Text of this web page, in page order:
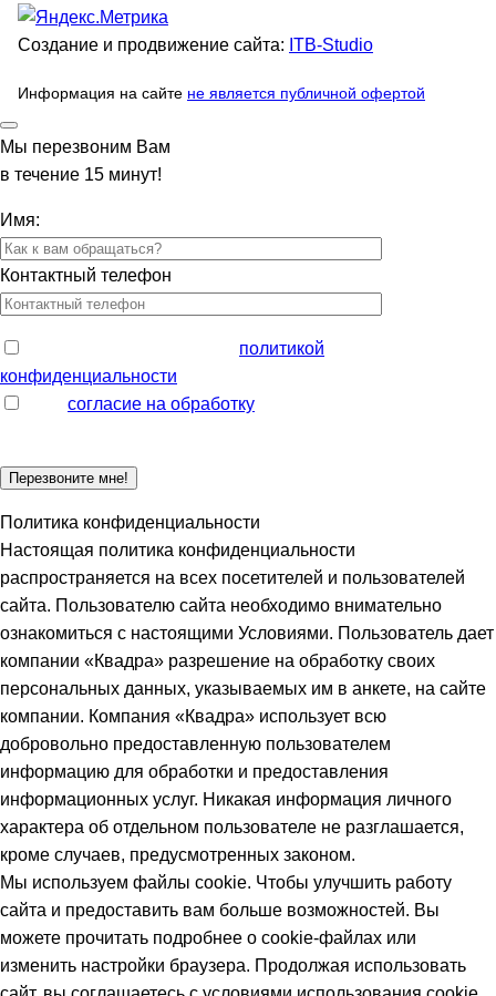
Создание и продвижение сайта: ITB-Studio
Информация на сайте не является публичной офертой
Мы перезвоним Вам
в течение 15 минут!
Имя:
Контактный телефон
политикой
конфиденциальности
согласие на обработку
Политика конфиденциальности
Настоящая политика конфиденциальности
распространяется на всех посетителей и пользователей
сайта. Пользователю сайта необходимо внимательно
ознакомиться с настоящими Условиями. Пользователь дает
компании «Квадра» разрешение на обработку своих
персональных данных, указываемых им в анкете, на сайте
компании. Компания «Квадра» использует всю
добровольно предоставленную пользователем
информацию для обработки и предоставления
информационных услуг. Никакая информация личного
характера об отдельном пользователе не разглашается,
кроме случаев, предусмотренных законом.
Мы используем файлы cookie. Чтобы улучшить работу
сайта и предоставить вам больше возможностей. Вы
можете прочитать подробнее о cookie-файлах или
изменить настройки браузера. Продолжая использовать